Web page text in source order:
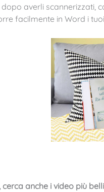
averli scannerizzati,
facilmente in Word i
anche i video più belli